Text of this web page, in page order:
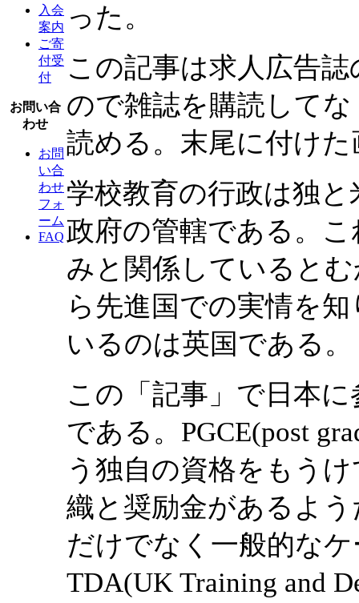
入会
案内
ご寄
付受
付
お問い合
わせ
お問
い合
わせ
フォ
ーム
FAQ
った。
この記事は求人広告
ので雑誌を購読して
読める。末尾に付け
学校教育の行政は独
政府の管轄である。
みと関係していると
ら先進国での実情を
いるのは英国である。
この「記事」で日本
である。PGCE(post
う独自の資格をもう
織と奨励金があるよ
だけでなく一般的な
TDA(UK Training and